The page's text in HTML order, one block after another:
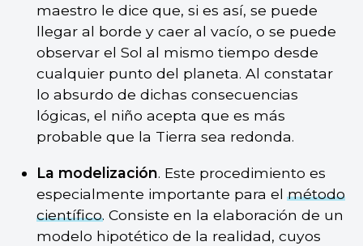
maestro le dice que, si es así, se puede
llegar al borde y caer al vacío, o se puede
observar el Sol al mismo tiempo desde
cualquier punto del planeta. Al constatar
lo absurdo de dichas consecuencias
lógicas, el niño acepta que es más
probable que la Tierra sea redonda.
La modelización. Este procedimiento es
especialmente importante para elmétodo
científico. Consiste en la elaboración de un
modelo hipotético de la realidad, cuyos